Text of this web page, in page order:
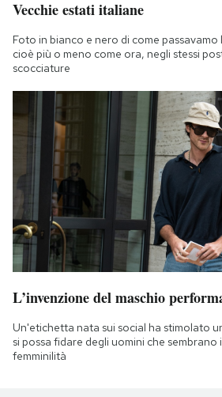
Vecchie estati italiane
Foto in bianco e nero di come
cioè più o meno come ora, negli stessi
scocciature
L’invenzione del maschio
Un'etichetta nata sui social ha stimolato
si possa fidare degli uomini che
femminilità